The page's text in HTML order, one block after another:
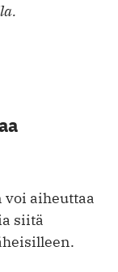
aiheuttaa
siitä